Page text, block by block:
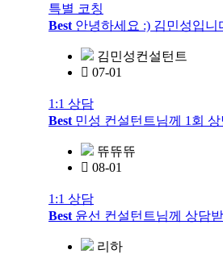
특별 코칭
Best 안녕하세요 :) 김민성입
김민성컨설턴트
07-01
1:1 상담
Best 민성 컨설턴트님께 1회
뜌뜌뜌
08-01
1:1 상담
Best 윤선 컨설턴트님께 상담
리하